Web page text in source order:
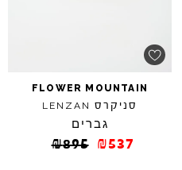
FLOWER MOUNTAIN
סניקרס LENZAN
גברים
₪895 ₪537